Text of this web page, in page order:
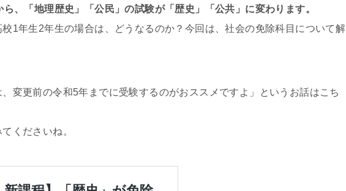
、「地理歴史」「公⺠」の試験が「歴史」「公共」に変わります。
1年生2年生の場合は、どうなるのか？今回は、社会の免除科目について解
、変更前の令和5年までに受験するのがおススメですよ」というお話はこち
くださいね。